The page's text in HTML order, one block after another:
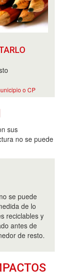
o CP
sus
no se puede
se puede
de lo
reciclables y
antes de
de resto.